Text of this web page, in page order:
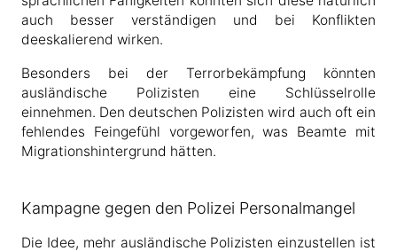
auch besser verständigen und bei Konflikten
deeskalierend wirken.
Besonders bei der Terrorbekämpfung könnten
ausländische Polizisten eine Schlüsselrolle
einnehmen. Den deutschen Polizisten wird auch oft ein
fehlendes Feingefühl vorgeworfen, was Beamte mit
Migrationshintergrund hätten.
Kampagne gegen den Polizei Personalmangel
Die Idee, mehr ausländische Polizisten einzustellen ist